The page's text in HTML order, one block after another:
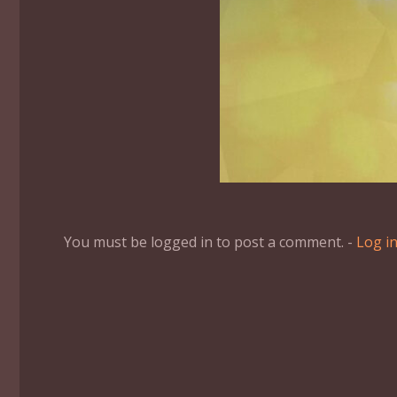
You must be logged in to post a comment. - Log in